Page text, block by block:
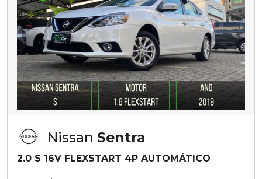
Nissan Sentra
2.0 S 16V FLEXSTART 4P AUTOMÁTICO